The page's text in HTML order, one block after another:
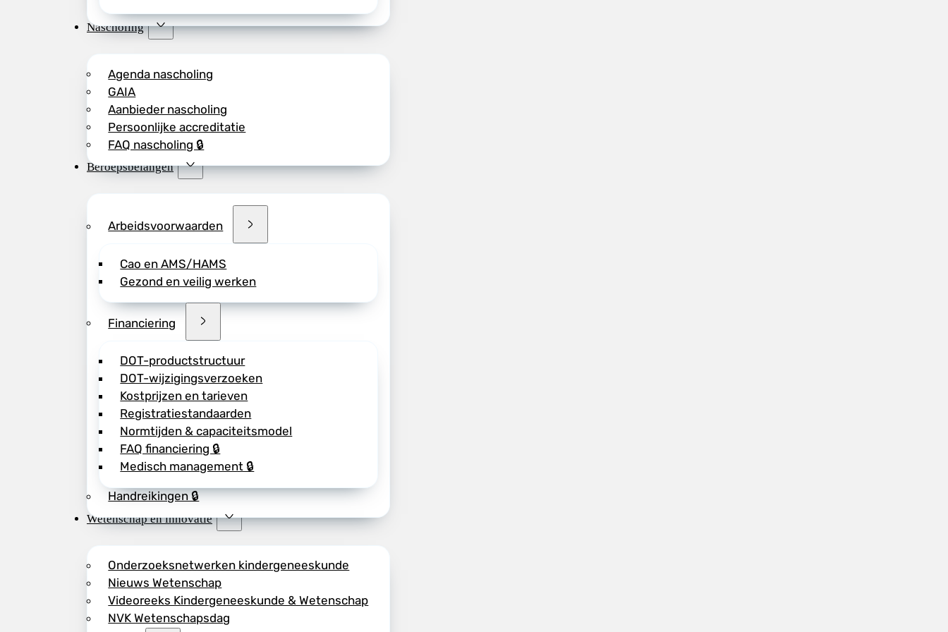
Nascholing
Agenda nascholing
GAIA
Aanbieder nascholing
Persoonlijke accreditatie
FAQ nascholing 🔒
Beroepsbelangen
Arbeidsvoorwaarden
Cao en AMS/HAMS
Gezond en veilig werken
Financiering
DOT-productstructuur
DOT-wijzigingsverzoeken
Kostprijzen en tarieven
Registratiestandaarden
Normtijden & capaciteitsmodel
FAQ financiering 🔒
Medisch management 🔒
Handreikingen 🔒
Wetenschap en innovatie
Onderzoeksnetwerken kindergeneeskunde
Nieuws Wetenschap
Videoreeks Kindergeneeskunde & Wetenschap
NVK Wetenschapsdag